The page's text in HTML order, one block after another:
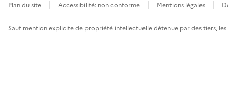
Plan du site Accessibilité: non conforme Mentions légales
Sauf mention explicite de propriété intellectuelle détenue par des tiers,